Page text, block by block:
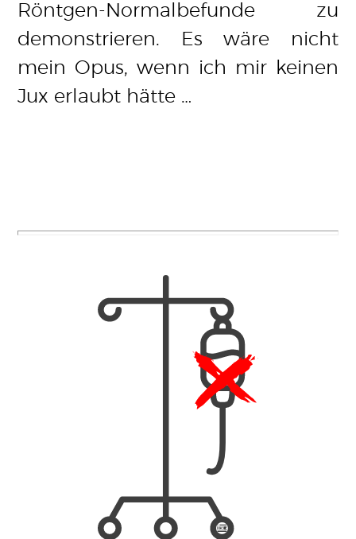
Röntgen-Normalbefunde zu
demonstrieren. Es wäre nicht
mein Opus, wenn ich mir keinen
Jux erlaubt hätte …